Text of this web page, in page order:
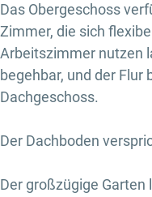
Das Obergeschoss
Zimmer, die sich
Arbeitszimmer nutzen
begehbar, und der
Dachgeschoss.
Der Dachboden
Der großzügige Garten